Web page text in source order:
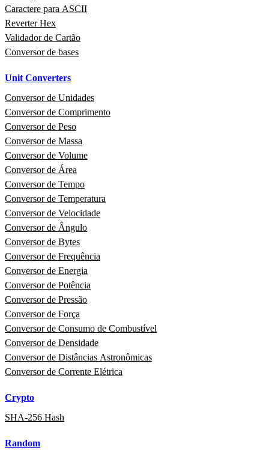
Caractere para ASCII
Reverter Hex
Validador de Cartão
Conversor de bases
Unit Converters
Conversor de Unidades
Conversor de Comprimento
Conversor de Peso
Conversor de Massa
Conversor de Volume
Conversor de Área
Conversor de Tempo
Conversor de Temperatura
Conversor de Velocidade
Conversor de Ângulo
Conversor de Bytes
Conversor de Frequência
Conversor de Energia
Conversor de Potência
Conversor de Pressão
Conversor de Força
Conversor de Consumo de Combustível
Conversor de Densidade
Conversor de Distâncias Astronômicas
Conversor de Corrente Elétrica
Crypto
SHA-256 Hash
Random